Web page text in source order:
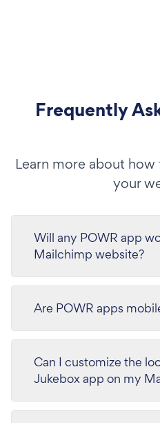
Frequently
Learn more about
your
Will any POWR app
Mailchimp website?
Are POWR apps
Can I customize the
Jukebox app on my